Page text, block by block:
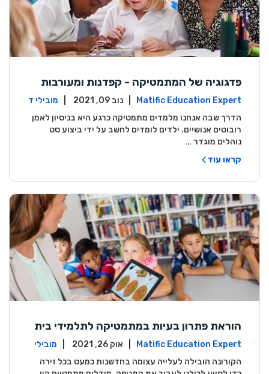
פדגוגיה של המתמטיקה - קפדנות ומעורבות
Matific Education Expert
מובילי ד
הדרך שבה אנחנו מלמדים מתמטיקה כרגע היא בניסיון לאמן
רובוטים אנושיים. ילדים לומדים לחשב על ידי ביצוע סט
נוהלים מוגדר …
קראו עוד
הספר היסודי
Matific Education Expert
הקורונה הובילה לעלייה עצומה בחדשנות כמעט בכל זירה